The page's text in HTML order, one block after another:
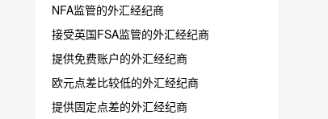
NFA监管的外汇经纪商
接受英国FSA监管的外汇经纪商
提供免费账户的外汇经纪商
欧元点差比较低的外汇经纪商
提供固定点差的外汇经纪商